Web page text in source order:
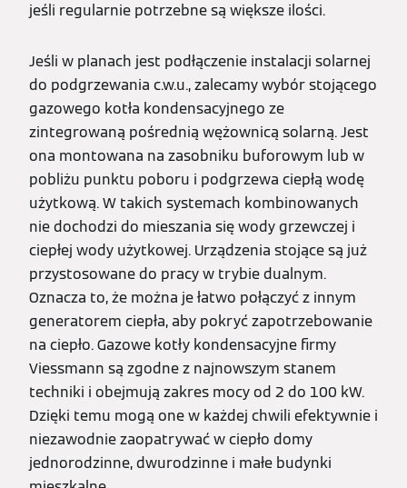
jeśli regularnie potrzebne są większe ilości.
Jeśli w planach jest podłączenie instalacji solarnej
do podgrzewania c.w.u., zalecamy wybór stojącego
gazowego kotła kondensacyjnego ze
zintegrowaną pośrednią wężownicą solarną. Jest
ona montowana na zasobniku buforowym lub w
pobliżu punktu poboru i podgrzewa ciepłą wodę
użytkową. W takich systemach kombinowanych
nie dochodzi do mieszania się wody grzewczej i
ciepłej wody użytkowej. Urządzenia stojące są już
przystosowane do pracy w trybie dualnym.
Oznacza to, że można je łatwo połączyć z innym
generatorem ciepła, aby pokryć zapotrzebowanie
na ciepło. Gazowe kotły kondensacyjne firmy
Viessmann są zgodne z najnowszym stanem
techniki i obejmują zakres mocy od 2 do 100 kW.
Dzięki temu mogą one w każdej chwili efektywnie i
niezawodnie zaopatrywać w ciepło domy
jednorodzinne, dwurodzinne i małe budynki